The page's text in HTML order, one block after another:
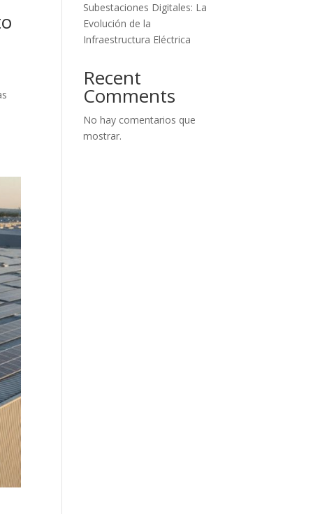
Subestaciones Digitales: La
Evolución de la
Infraestructura Eléctrica
Recent
Comments
No hay comentarios que
mostrar.